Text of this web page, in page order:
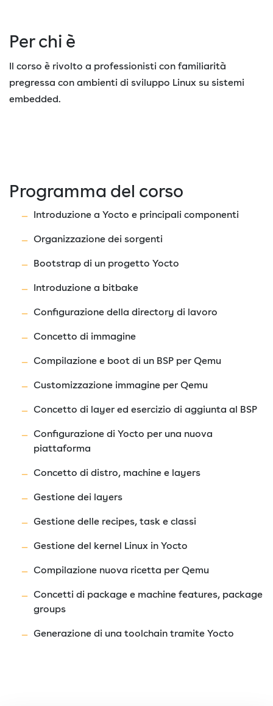
Per chi è
Il corso è rivolto a professionisti con familiarità
pregressa con ambienti di sviluppo Linux su sistemi
embedded.
Programma del corso
Introduzione a Yocto e principali componenti
Organizzazione dei sorgenti
Bootstrap di un progetto Yocto
Introduzione a bitbake
Configurazione della directory di lavoro
Concetto di immagine
Compilazione e boot di un BSP per Qemu
Customizzazione immagine per Qemu
Concetto di layer ed esercizio di aggiunta al BSP
Configurazione di Yocto per una nuova
piattaforma
Concetto di distro, machine e layers
Gestione dei layers
Gestione delle recipes, task e classi
Gestione del kernel Linux in Yocto
Compilazione nuova ricetta per Qemu
Concetti di package e machine features, package
groups
Generazione di una toolchain tramite Yocto